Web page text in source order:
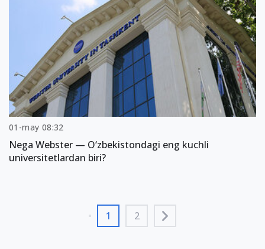
01-may 08:32
Nega Webster — O‘zbekistondagi eng kuchli
universitetlardan biri?
1 2